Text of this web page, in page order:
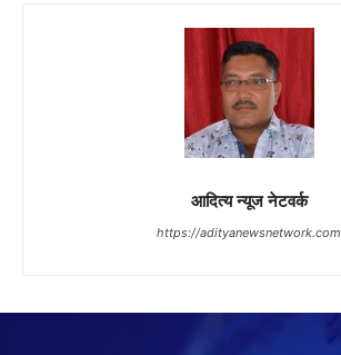
आदित्य न्यूज नेटवर्क
https://adityanewsnetwork.com